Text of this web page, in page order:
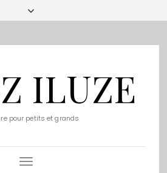
ILUZE
pour petits et grands
Toggle